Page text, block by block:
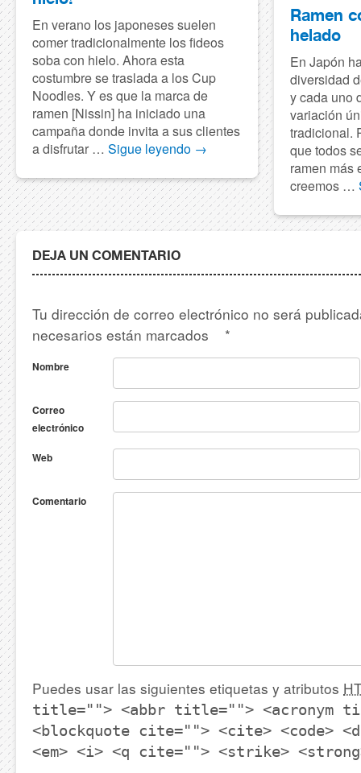
En verano los japoneses suelen
comer tradicionalmente los fideos
soba con hielo. Ahora esta
costumbre se traslada a los Cup
Noodles. Y es que la marca de
ramen [Nissin] ha iniciado una
campaña donde invita a sus clientes
a disfrutar … Sigue leyendo →
Ramen
helado
En Japón
diversidad
y cada uno
variación
tradicional.
que todos
ramen más
creemos …
DEJA UN COMENTARIO
Tu dirección de correo electrónico no será
necesarios están marcados
*
Nombre
Correo
electrónico
Web
Comentario
Puedes usar las siguientes etiquetas y atributos
title=""> <abbr title=""> <acronym
<blockquote cite=""> <cite> <code>
<em> <i> <q cite=""> <strike>